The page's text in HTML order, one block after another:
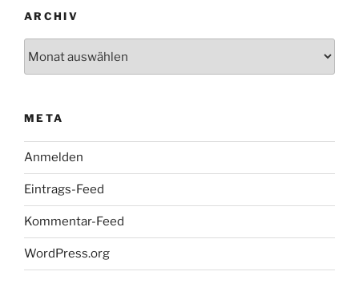
ARCHIV
META
Anmelden
Eintrags-Feed
Kommentar-Feed
WordPress.org